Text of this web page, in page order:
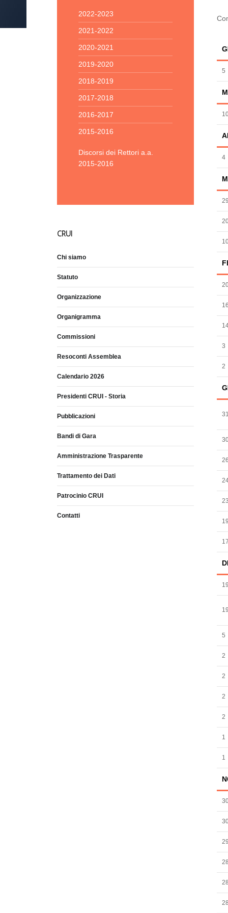
5
4
29
16
3
2
31
26
23
19
17
19
19
5
2
2
2
2
1
1
29
28
28
28
2022-2023
2021-2022
2020-2021
2019-2020
2018-2019
2017-2018
2016-2017
2015-2016
Discorsi dei Rettori a.a.
2015-2016
CRUI
Chi siamo
Statuto
Organizzazione
Organigramma
Commissioni
Resoconti Assemblea
Calendario 2026
Presidenti CRUI - Storia
Pubblicazioni
Bandi di Gara
Amministrazione Trasparente
Trattamento dei Dati
Patrocinio CRUI
Contatti